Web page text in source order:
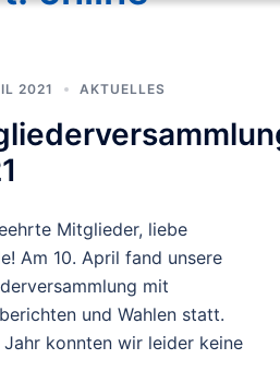
2021 AKTUELLES
Mitglieder, liebe
Am 10. April fand unsere
mit
und Wahlen statt.
Jahr konnten wir leider keine